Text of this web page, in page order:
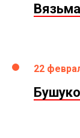
22